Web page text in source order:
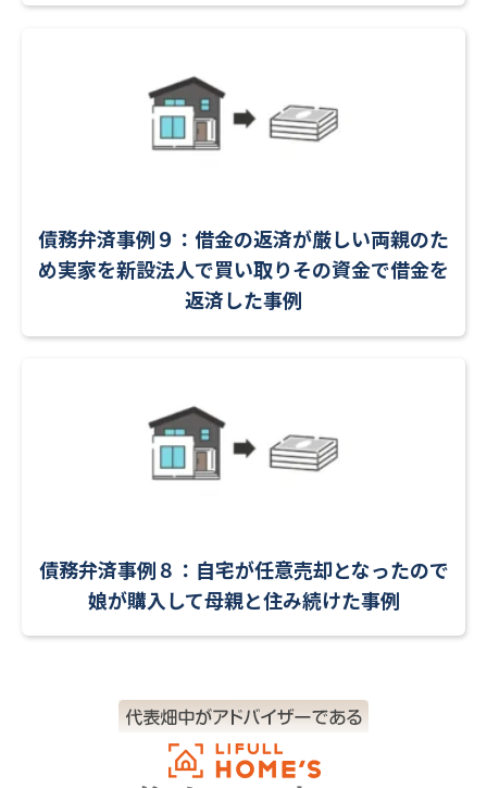
債務弁済事例９：借金の返済が厳しい両親のた
め実家を新設法人で買い取りその資金で借金を
返済した事例
債務弁済事例８：自宅が任意売却となったので
娘が購入して母親と住み続けた事例